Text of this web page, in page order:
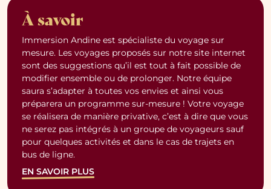
À savoir
Immersion Andine est spécialiste du voyage sur
mesure. Les voyages proposés sur notre site internet
sont des suggestions qu’il est tout à fait possible de
modifier ensemble ou de prolonger. Notre équipe
saura s’adapter à toutes vos envies et ainsi vous
préparera un programme sur-mesure ! Votre voyage
se réalisera de manière privative, c’est à dire que vous
ne serez pas intégrés à un groupe de voyageurs sauf
pour quelques activités et dans le cas de trajets en
bus de ligne.
EN SAVOIR PLUS